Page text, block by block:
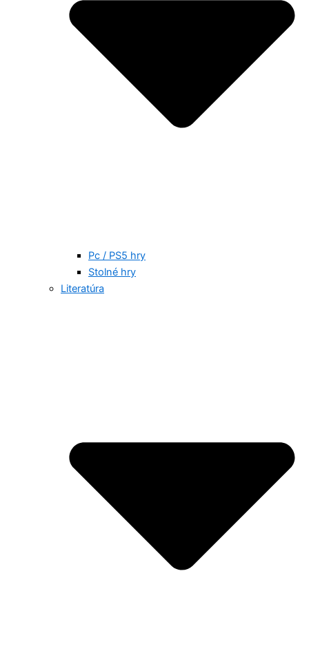
Pc / PS5 hry
Stolné hry
Literatúra